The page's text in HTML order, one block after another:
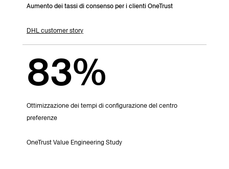
Aumento dei tassi di consenso per i clienti OneTrust
DHL customer story
83%
Ottimizzazione dei tempi di configurazione del centro
preferenze
OneTrust Value Engineering Study